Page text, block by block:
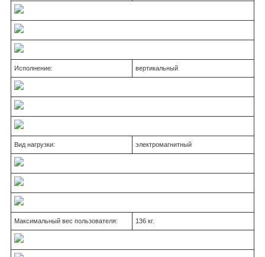
Исполнение: вертикальный
Вид нагрузки: электромагнитный
Максимальный вес пользователя: 136 кг.